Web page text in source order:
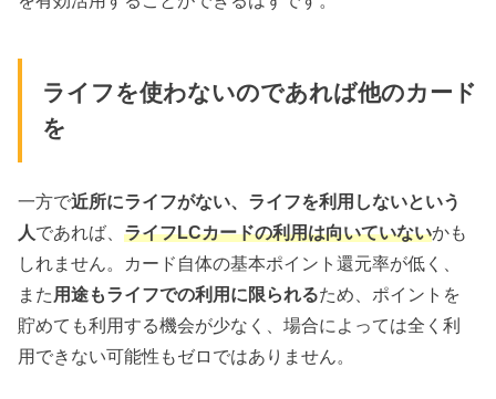
ライフを使わないのであれば他のカード
を
一方で近所にライフがない、ライフを利用しないという
人であれば、ライフLCカードの利用は向いていないかも
しれません。カード自体の基本ポイント還元率が低く、
また 用途もライフでの利用に限られるため、ポイントを
貯めても利用する機会が少なく、場合によっては全く利
用できない可能性もゼロではありません。